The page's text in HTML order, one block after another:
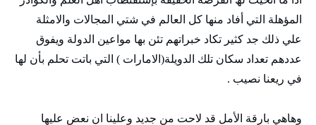
المؤھلة التي أفاد منھا كل العالم في شتي المجالات والامثلة
علي ذلك جد كثير تكاد خبراتھم تئن بھا مواعين الدولة ويفوق
عددھم تعداد سكان تلك الدويلة(الامارات ) التي باتت تحلم بأن لھا
في ريعنا نصيب .
وھاھي بارقة الأمل قد لاحت من جديد وعلينا ان نعض عليھا